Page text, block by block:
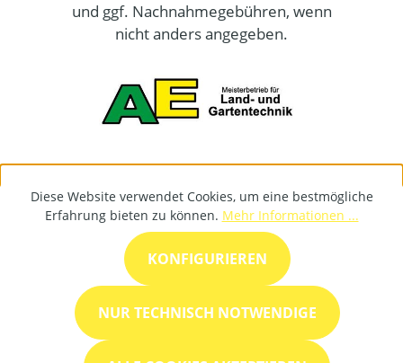
und ggf. Nachnahmegebühren, wenn
nicht anders angegeben.
Diese Website verwendet Cookies, um eine bestmögliche
Erfahrung bieten zu können. Mehr Informationen ...
NUR TECHNISCH NOTWENDIGE
KONFIGURIEREN